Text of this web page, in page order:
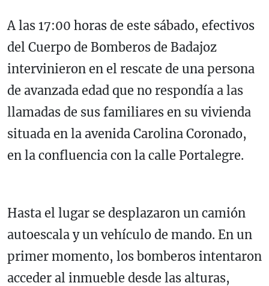
A las 17:00 horas de este sábado, efectivos
del Cuerpo de Bomberos de Badajoz
intervinieron en el rescate de una persona
de avanzada edad que no respondía a las
llamadas de sus familiares en su vivienda
situada en la avenida Carolina Coronado,
en la confluencia con la calle Portalegre.
Hasta el lugar se desplazaron un camión
autoescala y un vehículo de mando. En un
primer momento, los bomberos intentaron
acceder al inmueble desde las alturas,